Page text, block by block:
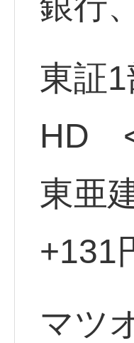
東証
HD
東亜
+131
マツ